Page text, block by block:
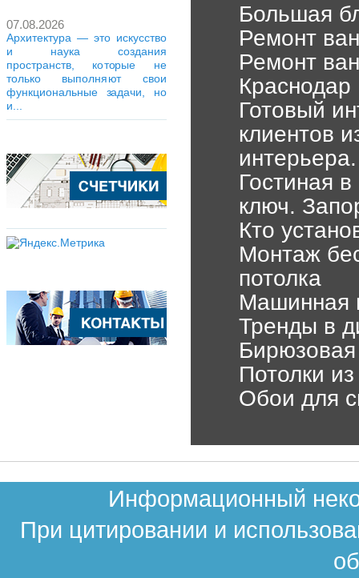
07.08.2026
Архитектура — это искусство
и наука создания
пространств, которые не
только выполняют свои
функциональные задачи, но
и...
Большая
Ремонт
Ремонт
Краснодар
Готовый
клиентов
интерьера.
Гостиная
ключ.
Кто
Монтаж
потолка
Машинная
Тренды в
Потолки
Обои для
Информационный
При цитировании и